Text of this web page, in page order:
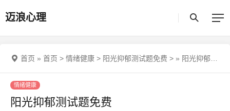
迈浪心理
首页 » 首页 > 情绪健康 > 阳光抑郁测试题免费 > » 阳光抑郁测试题免费
情绪健康
阳光抑郁测试题免费